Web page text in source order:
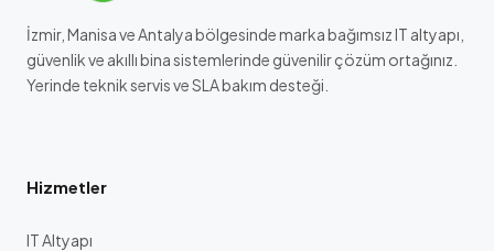
İzmir, Manisa ve Antalya bölgesinde marka bağımsız IT altyapı,
güvenlik ve akıllı bina sistemlerinde güvenilir çözüm ortağınız.
Yerinde teknik servis ve SLA bakım desteği.
Hizmetler
IT Altyapı